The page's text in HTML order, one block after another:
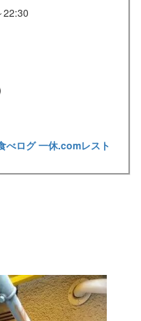
22:30
べログ一休.comレスト